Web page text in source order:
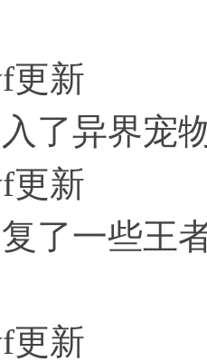
更新
了异界宠
更新
了一些王
更新